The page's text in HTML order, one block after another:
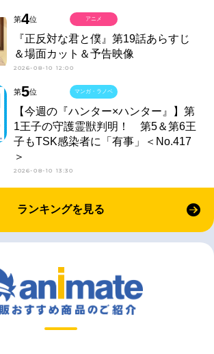
第4位
『正反対な君と僕』第19話あらすじ
＆場面カット＆予告映像
2026-08-10 12:00
アニメ
第5位
【今週の『ハンター×ハンター』】第
1王子の守護霊獣判明！ 第5＆第6王
子もTSK感染者に「有事」＜No.417
＞
2026-08-10 13:30
マンガ・ラノベ
ランキングを見る